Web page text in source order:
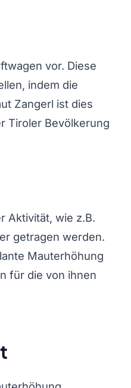
vor. Diese
indem die
Zangerl ist dies
Tiroler Bevölkerung
Aktivität, wie z.B.
getragen werden.
Mauterhöhung
für die von ihnen